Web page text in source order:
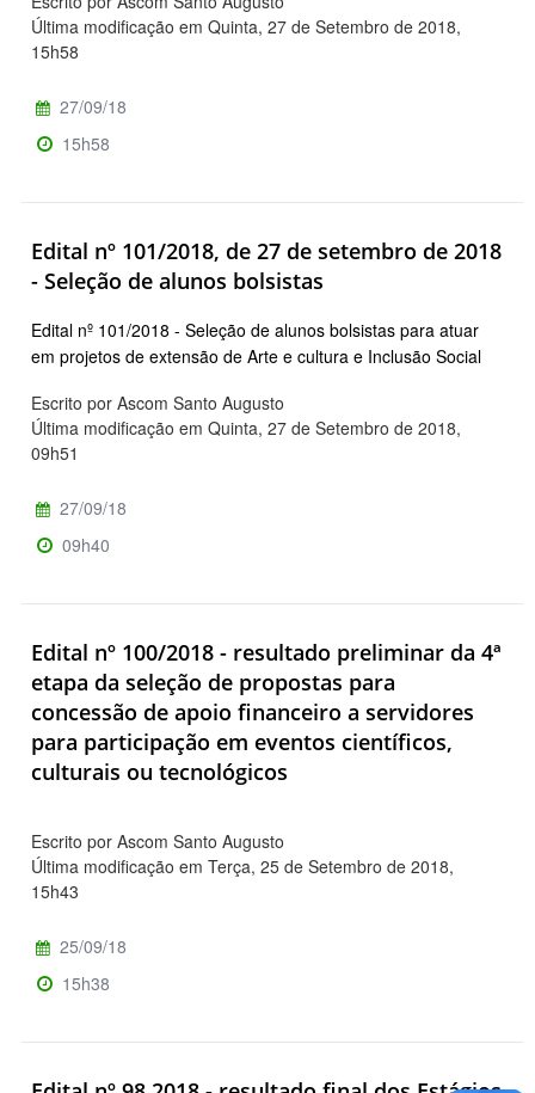
Última modificação em Quinta, 27 de Setembro de 2018,
15h58
27/09/18
15h58
Edital nº 101/2018, de 27 de setembro de 2018
- Seleção de alunos bolsistas
Edital nº 101/2018 - Seleção de alunos bolsistas para atuar
em projetos de extensão de Arte e cultura e Inclusão Social
Escrito por Ascom Santo Augusto
Última modificação em Quinta, 27 de Setembro de 2018,
09h51
27/09/18
09h40
Edital nº 100/2018 - resultado preliminar da 4ª
etapa da seleção de propostas para
concessão de apoio financeiro a servidores
para participação em eventos científicos,
culturais ou tecnológicos
Escrito por Ascom Santo Augusto
Última modificação em Terça, 25 de Setembro de 2018,
15h43
25/09/18
15h38